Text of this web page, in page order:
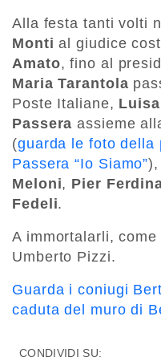
Alla festa tanti volti
Monti al giudice
Amato, fino al
Maria Tarantola
Poste Italiane,
Passera assieme
(guarda le foto della
Passera “Io Siamo”),
Meloni, Pier
Fedeli.
A immortalarli, come
Umberto Pizzi.
Guarda i coniugi
caduta del muro di
CONDIVIDI SU: